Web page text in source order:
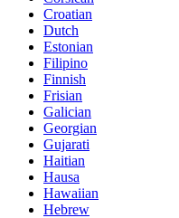
Croatian
Dutch
Estonian
Filipino
Finnish
Frisian
Galician
Georgian
Gujarati
Haitian
Hausa
Hawaiian
Hebrew